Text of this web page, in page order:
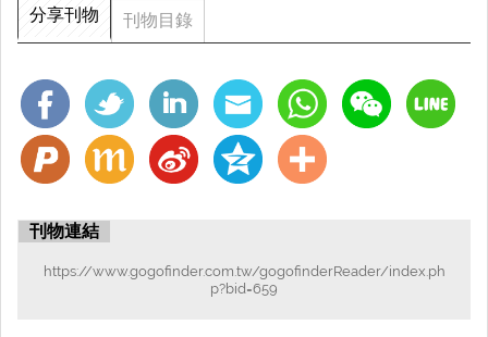
分享刊物 刊物目錄
刊物連結
https://www.gogofinder.com.tw/gogofinderReader/index.ph
p?bid=659